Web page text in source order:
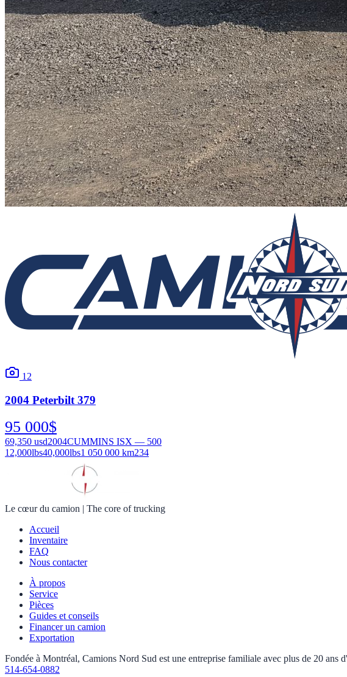
12
2004 Peterbilt 379
95 000$
69,350 usd2004CUMMINS ISX — 500
12,000lbs40,000lbs1 050 000 km234
Le cœur du camion | The core of trucking
Accueil
Inventaire
FAQ
Nous contacter
À propos
Service
Pièces
Guides et conseils
Financer un camion
Exportation
Fondée à Montréal, Camions Nord Sud est une entreprise familiale avec plus de 20
514-654-0882